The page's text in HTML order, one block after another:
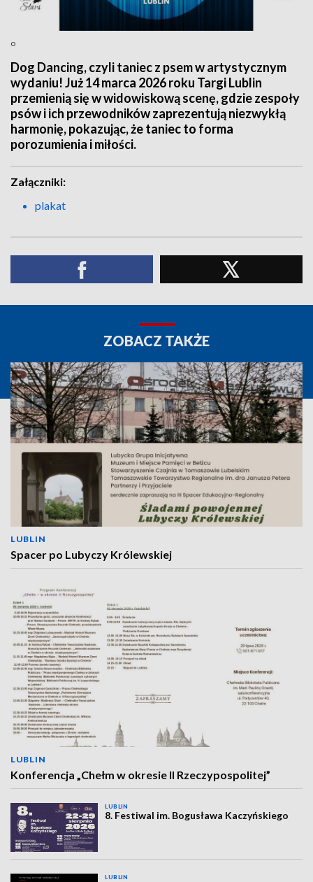
o
Dog Dancing, czyli taniec z psem w artystycznym
wydaniu! Już 14 marca 2026 roku Targi Lublin
przemienią się w widowiskową scenę, gdzie zespoły
psów i ich przewodników zaprezentują niezwykłą
harmonię, pokazując, że taniec to forma
porozumienia i miłości.
Załączniki:
plakat
ZOBACZ TAKŻE
LUBLIN
Spacer po Lubyczy Królewskiej
LUBLIN
Konferencja „Chełm w okresie II Rzeczypospolitej”
LUBLIN
8. Festiwal im. Bogusława Kaczyńskiego
LUBLIN